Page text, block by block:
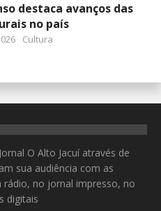
destaca avanços das
no país
Cultura
O Alto Jacuí através de
sua audiência com as
rádio, no jornal impresso, no
digitais